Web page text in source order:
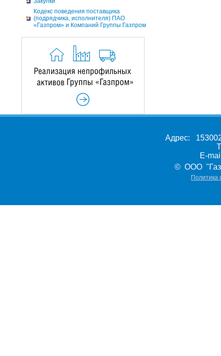
Кодекс поведения поставщика
(подрядчика, исполнителя) ПАО
«Газпром» и Компаний Группы Газпром
Адрес:
E-
© ООО
Политика